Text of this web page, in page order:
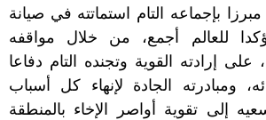
بإجماعه التام استماتته في صيانة
للعالم أجمع، من خلال مواقفه
على إرادته القوية وتجنده التام دفاعا
ومبادرته الجادة لإنهاء كل أسباب
إلى تقوية أواصر الإخاء بالمنطقة